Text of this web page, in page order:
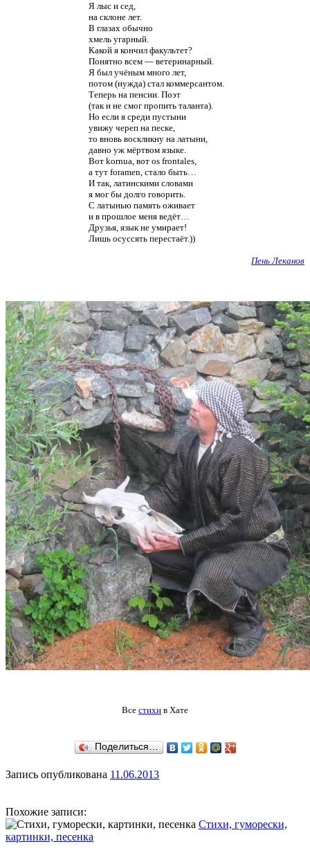
Я лыс и сед,
на склоне лет.
В глазах обычно
хмель угарный.
Какой я кончил факультет?
Понятно всем — ветеринарный.
Я был учёным много лет,
потом (нужда) стал коммерсантом.
Теперь на пенсии. Поэт
(так и не смог пропить таланта).
Но если я среди пустыни
увижу череп на песке,
то вновь воскликну на латыни,
давно уж мёртвом языке.
Вот kornua, вот os frontales,
а тут foramen, стало быть…
И так, латинскими словами
я мог бы долго говорить.
С латынью память оживает
и в прошлое меня ведёт…
Друзья, язык не умирает!
Лишь осуссять перестаёт.))
Пень Леканов
Все стихи в Хате
Поделиться…
Запись опубликована 11.06.2013
Похожие записи:
Стихи, гуморески,
картинки, песенка